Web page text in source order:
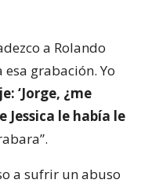
a Rolando
grabación. Yo
‘Jorge, ¿me
Jessica le había le
a sufrir un abuso